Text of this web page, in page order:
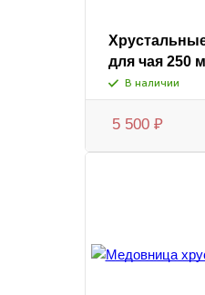
для чая 250
В наличии
5 500 ₽